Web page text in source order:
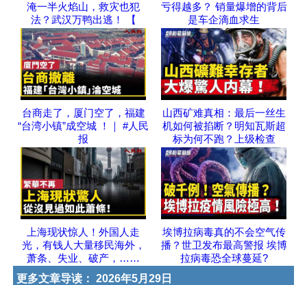
淹一半火焰山，救灾也犯
法？武汉万鸭出逃！ 【
亏得越多？ 销量爆增的背后
是车企滴血求生
台商走了，厦门空了，福建
“台湾小镇”成空城 ！｜ #人民
报
山西矿难真相：最后一丝生
机如何被掐断？明知瓦斯超
标为何不跑？上级检查
上海现状惊人！外国人走
光，有钱人大量移民海外，
萧条、失业、破产，……
埃博拉病毒真的不会空气传
播？世卫发布最高警报 埃博
拉病毒恐全球蔓延?
更多文章导读： 2026年5月29日